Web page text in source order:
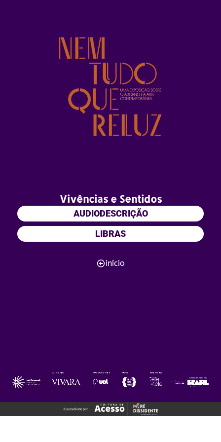
Vivências e Sentidos
AUDIODESCRIÇÃO
LIBRAS
início